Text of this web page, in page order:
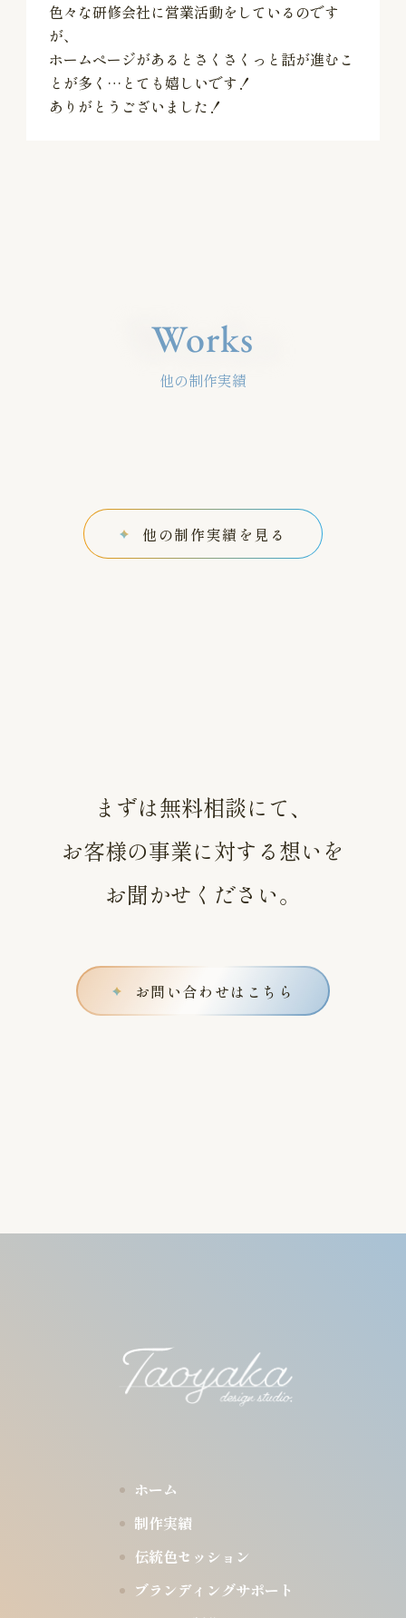
色々な研修会社に営業活動をしているのです
が、
ホームページがあるとさくさくっと話が進むこ
とが多く…とても嬉しいです！
ありがとうございました！
Works
Works
他の制作実績
他の制作実績を見る
まずは無料相談にて、
お客様の事業に対する想いを
お聞かせください。
お問い合わせはこちら
ホーム
制作実績
伝統色セッション
ブランディングサポート